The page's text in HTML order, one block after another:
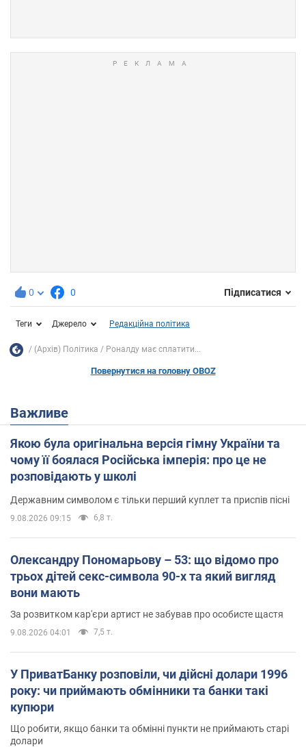
0 0 Підписатися
Теги Джерело Редакційна політика
(Архів) Політика Роналду має сплатити...
Повернутися на головну OBOZ
Важливе
Якою була оригінальна версія гімну України та
чому її боялася Російська імперія: про це не
розповідають у школі
Державним символом є тільки перший куплет та приспів пісні
9.08.2026 09:15 6,8 т.
Олександру Пономарьову – 53: що відомо про
трьох дітей секс-символа 90-х та який вигляд
вони мають
За розвитком кар'єри артист не забував про особисте щастя
9.08.2026 04:01 7,5 т.
У ПриватБанку розповіли, чи дійсні долари 1996
року: чи приймають обмінники та банки такі
купюри
Що робити, якщо банки та обмінні пункти не приймають старі
долари